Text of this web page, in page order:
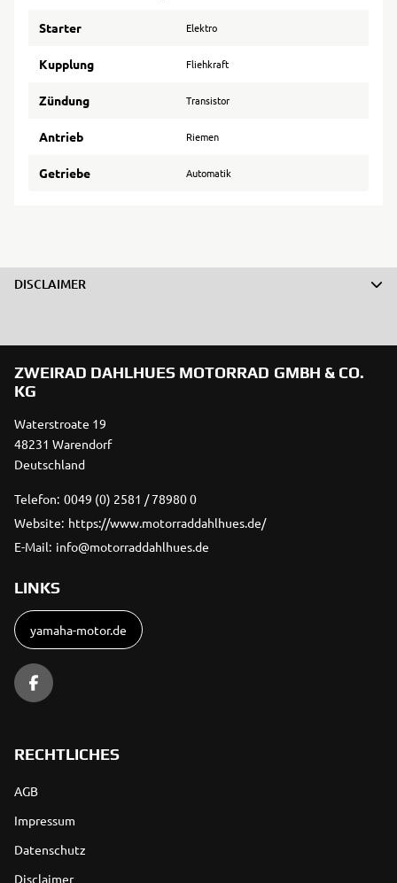
Starter Elektro
Kupplung Fliehkraft
Zündung Transistor
Antrieb Riemen
Getriebe Automatik
DISCLAIMER
ZWEIRAD DAHLHUES MOTORRAD GMBH & CO.
KG
Waterstroate 19
48231 Warendorf
Deutschland
Telefon: 0049 (0) 2581 / 78980 0
Website: https://www.motorraddahlhues.de/
E-Mail: info@motorraddahlhues.de
LINKS
yamaha-motor.de
RECHTLICHES
AGB
Impressum
Datenschutz
Disclaimer